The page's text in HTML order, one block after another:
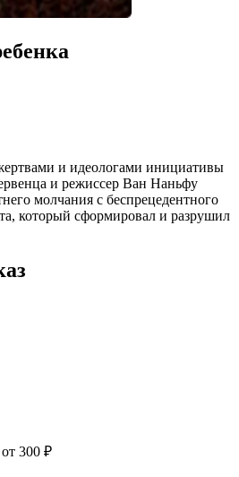
и идеологами инициативы
и режиссер Ван Наньфу
молчания с беспрецедентного
который сформировал и разрушил
300 ₽